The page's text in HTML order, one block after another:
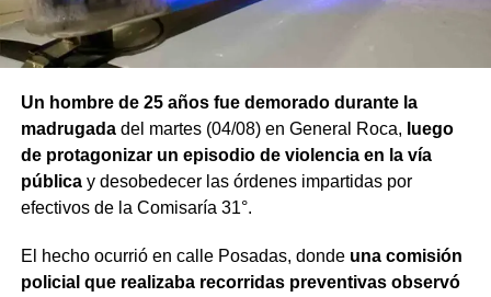
Un hombre de 25 años fue demorado durante la
madrugadadel martes (04/08) en General Roca, luego
de protagonizar un episodio de violencia en la vía
públicay desobedecer las órdenes impartidas por
efectivos de la Comisaría 31°.
El hecho ocurrió en calle Posadas, donde una comisión
policial que realizaba recorridas preventivas observó